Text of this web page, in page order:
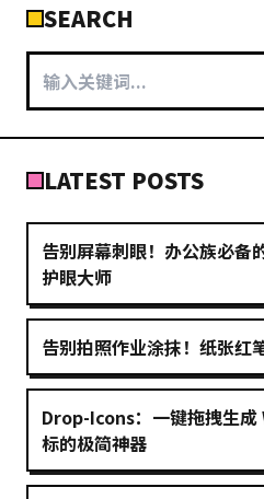
SEARCH
LATEST POSTS
告别屏幕刺眼！办公族必备
护眼大师
告别拍照作业涂抹！纸张红
Drop-Icons：一键拖拽生
标的极简神器